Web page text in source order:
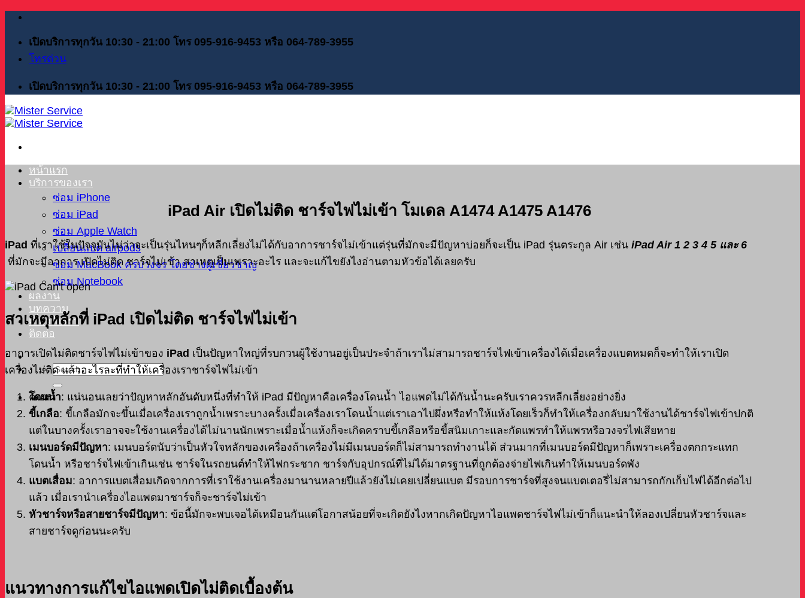
Skip
contentเปิดบริการทุกวัน 10:30 - 21:00 โทร 095-916-9453 หรือ 064-789-3955
โทรด่วน
เปิดบริการทุกวัน 10:30 - 21:00 โทร 095-916-9453 หรือ 064-789-3955
หน้าแรก
บริการของเรา
ซ่อม iPhone
ซ่อม iPad
ซ่อม Apple Watch
เปลี่ยนแบต airpods
ซ่อม MacBook ครบวงจร โดยช่างผู้เชี่ยวชาญ
ซ่อม Notebook
ผลงาน
บทความ
เกี่ยวกับเรา
ติดต่อ
ค้นหา
iPad Air เปิดไม่ติด ชาร์จไฟไม่เข้า โมเดล A1474 A1475 A1476
iPad ที่เราใช้ในปัจจุบันไม่ว่าจะเป็นรุ่นไหนๆก็หลีกเลี่ยงไม่ได้กับอาการชาร์จไม่เข้าแต่รุ่นที่มักจะมีปัญหาบ่อยก็จะเป็น iPad รุ่นตระกูล Air เช่น iPad Air 1 2 3 4 5 และ6
ที่มักจะมีอาการ เปิดไม่ติด ชาร์จไม่เข้า สาเหตุเป็นเพราะอะไร และจะแก้ไขยังไงอ่านตามหัวข้อได้เลยครับ
สาเหตุหลักที่ iPad เปิดไม่ติด ชาร์จไฟไม่เข้า
อาการเปิดไม่ติดชาร์จไฟไม่เข้าของ iPad เป็นปัญหาใหญ่ที่รบกวนผู้ใช้งานอยู่เป็นประจำถ้าเราไม่สามารถชาร์จไฟเข้าเครื่องได้เมื่อเครื่องแบตหมดก็จะทำให้เราเปิด
เครื่องไม่ติด แล้วอะไรละที่ทำให้เครื่องเราชาร์จไฟไม่เข้า
โดนน้ำ: แน่นอนเลยว่าปัญหาหลักอันดับหนึ่งที่ทำให้ iPad มีปัญหาคือเครื่องโดนน้ำ ไอแพดไม่ได้กันน้ำนะครับเราควรหลีกเลี่ยงอย่างยิ่ง
ขี้เกลือ: ขี้เกลือมักจะขึ้นเมื่อเครื่องเราถูกน้ำเพราะบางครั้งเมื่อเครื่องเราโดนน้ำแต่เราเอาไปผึ่งหรือทำให้แห้งโดยเร็วก็ทำให้เครื่องกลับมาใช้งานได้ชาร์จไฟเข้าปกติ
แต่ในบางครั้งเราอาจจะใช้งานเครื่องได้ไม่นานนักเพราะเมื่อน้ำแห้งก็จะเกิดคราบขี้เกลือหรือขี้สนิมเกาะและกัดแพรทำให้แพรหรือวงจรไฟเสียหาย
เมนบอร์ดมีปัญหา: เมนบอร์ดนับว่าเป็นหัวใจหลักของเครื่องถ้าเครื่องไม่มีเมนบอร์ดก็ไม่สามารถทำงานได้ ส่วนมากที่เมนบอร์ดมีปัญหาก็เพราะเครื่องตกกระแทก
โดนน้ำ หรือชาร์จไฟเข้าเกินเช่น ชาร์จในรถยนต์ทำให้ไฟกระชาก ชาร์จกับอุปกรณ์ที่ไม่ได้มาตรฐานที่ถูกต้องจ่ายไฟเกินทำให้เมนบอร์ดพัง
แบตเสื่อม: อาการแบตเสื่อมเกิดจากการที่เราใช้งานเครื่องมานานหลายปีแล้วยังไม่เคยเปลี่ยนแบต มีรอบการชาร์จที่สูงจนแบตเตอรี่ไม่สามารถกักเก็บไฟได้อีกต่อไป
แล้ว เมื่อเรานำเครื่องไอแพดมาชาร์จก็จะชาร์จไม่เข้า
หัวชาร์จหรือสายชาร์จมีปัญหา: ข้อนี้มักจะพบเจอได้เหมือนกันแต่โอกาสน้อยที่จะเกิดยังไงหากเกิดปัญหาไอแพดชาร์จไฟไม่เข้าก็แนะนำให้ลองเปลี่ยนหัวชาร์จและ
สายชาร์จดูก่อนนะครับ
แนวทางการแก้ไขไอแพดเปิดไม่ติดเบื้องต้น